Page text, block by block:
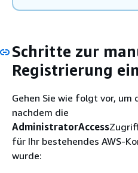
Schritte zur
Registrierung
Gehen Sie wie folgt vor, um
nachdem die
AdministratorAccess
für Ihr bestehendes AWS-
wurde: